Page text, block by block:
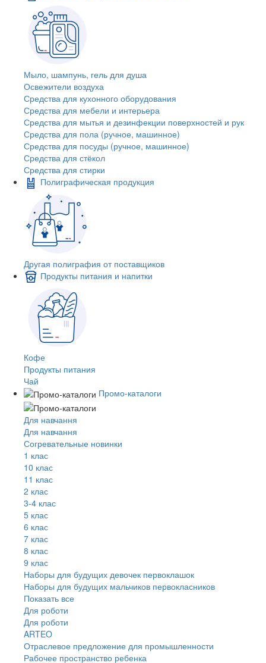
Мыло, шампунь, гель для душа
Освежители воздуха
Средства для кухонного оборудования
Средства для мебели и интерьера
Средства для мытья и дезинфекции поверхностей и рук
Средства для пола (ручное, машинное)
Средства для посуды (ручное, машинное)
Средства для стёкол
Средства для стирки
Полиграфическая продукция
Другая полиграфия от поставщиков
Продукты питания и напитки
Кофе
Продукты питания
Чай
Промо-каталоги
Для навчання
Для навчання
Согревательные новинки
1 клас
10 клас
11 клас
2 клас
3-4 клас
5 клас
6 клас
7 клас
8 клас
9 клас
Наборы для будущих девочек первоклашок
Наборы для будущих мальчиков первокласников
Показать все
Для роботи
Для роботи
ARTEO
Отраслевое предложение для промышленности
Рабочее пространство ребенка